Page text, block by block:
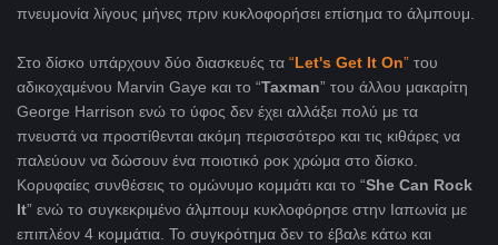
πνευμονία λίγους μήνες πριν κυκλοφορήσει επίσημα το άλμπουμ.
Στο δίσκο υπάρχουν δύο διασκευές τα “Let's Get It On” του
αδικοχαμένου Marvin Gaye και το “Taxman” του άλλου μακαρίτη
George Harrison ενώ το ύφος δεν έχει αλλάξει πολύ με τα
πνευστά να προστίθενται ακόμη περισσότερο και τις κιθάρες να
παλεύουν να δώσουν ένα ποιοτικό ροκ χρώμα στο δίσκο.
Κορυφαίες συνθέσεις το ομώνυμο κομμάτι και το “She Can Rock
It” ενώ το συγκεκριμένο άλμπουμ κυκλοφόρησε στην Ιαπωνία με
επιπλέον 4 κομμάτια. Το συγκρότημα δεν το έβαλε κάτω και